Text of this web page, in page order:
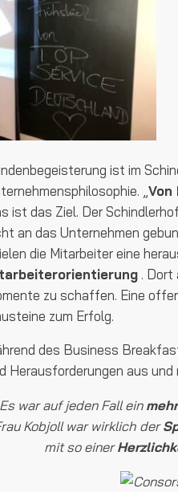
ist im
„ Von
ist das Ziel. Der
an das Unternehmen
die Mitarbeiter eine
. Dort
zu schaffen. Eine
zum Erfolg.
des Business
Herausforderungen aus
Es war auf jeden Fall ein
Kobjoll war wirklich der
mit so einer